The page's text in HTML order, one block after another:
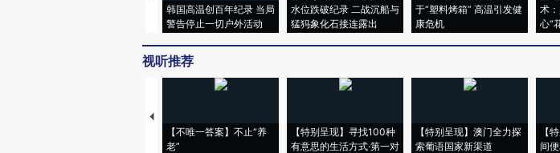
韩国高温创百年纪录 当局
警告停止一切户外活动
水位跌破纪录 二战沉船与
猛犸象化石接连露出
于“塑料烤箱” 高温引发健
康危机
术
心“
视听推荐
【不唯一答案】不止“养
老”
【特别呈现】寻找100种
有意思的生活方式·第一对
【特别呈现】澳门全力探
索葡语国家新渠道
【
间